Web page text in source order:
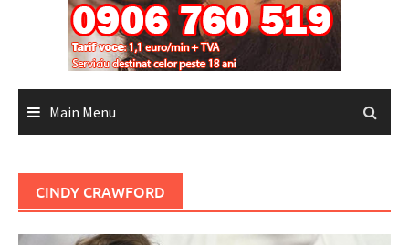
Main Menu
CINDY CRAWFORD